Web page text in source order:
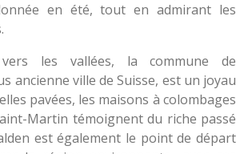
en été, tout en admirant les
vers les vallées, la commune de
ancienne ville de Suisse, est un joyau
pavées, les maisons à colombages
Martin témoignent du riche passé
est également le point de départ